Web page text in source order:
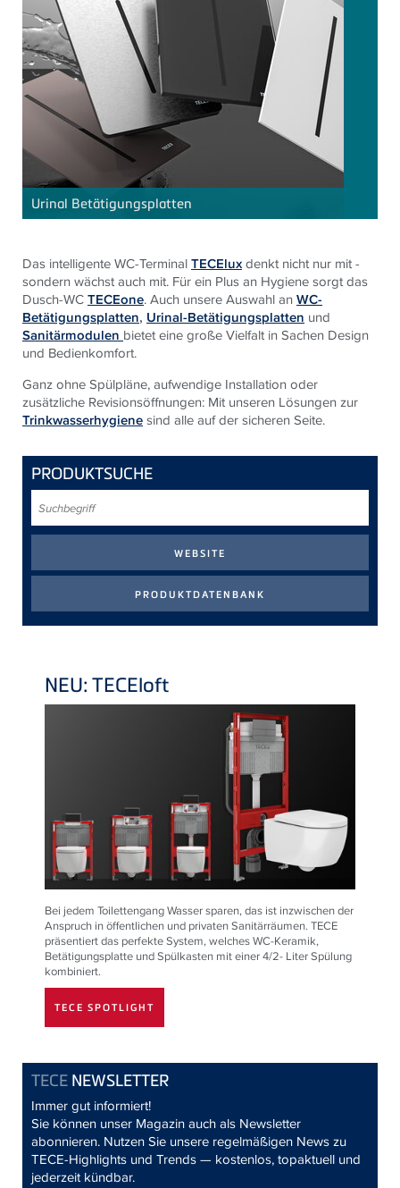
Urinal Betätigungsplatten
Das intelligente WC-TerminalTECEluxdenkt nicht nur mit -
sondern wächst auch mit. Für ein Plus an Hygiene sorgt das
Dusch-WCTECEone. Auch unsere Auswahl anWC-
Betätigungsplatten, Urinal-Betätigungsplatten und
Sanitärmodulen bietet eine große Vielfalt in Sachen Design
und Bedienkomfort.
Ganz ohne Spülpläne, aufwendige Installation oder
zusätzliche Revisionsöffnungen: Mit unseren Lösungen zur
Trinkwasserhygienesind alle auf der sicheren Seite.
PRODUKTSUCHE
NEU: TECEloft
Bei jedem Toilettengang Wasser sparen, das ist inzwischen der
Anspruch in öffentlichen und privaten Sanitärräumen. TECE
präsentiert das perfekte System, welches WC-Keramik,
Betätigungsplatte und Spülkasten mit einer 4/2- Liter Spülung
kombiniert.
TECE SPOTLIGHT
TECE NEWSLETTER
Immer gut informiert!
Sie können unser Magazin auch als Newsletter
abonnieren. Nutzen Sie unsere regelmäßigen News zu
TECE-Highlights und Trends — kostenlos, topaktuell und
jederzeit kündbar.